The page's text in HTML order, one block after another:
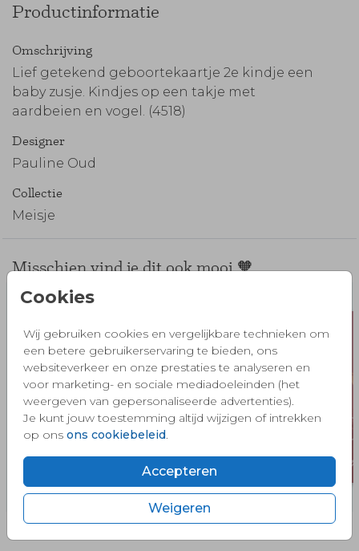
Cookies
Wij gebruiken cookies en vergelijkbare technieken om
een betere gebruikerservaring te bieden, ons
websiteverkeer en onze prestaties te analyseren en
voor marketing- en sociale mediadoeleinden (het
weergeven van gepersonaliseerde advertenties).
Je kunt jouw toestemming altijd wijzigen of intrekken
op ons ons cookiebeleid.
Accepteren
Weigeren
Productinformatie
Omschrijving
Lief getekend geboortekaartje 2e kindje een
baby zusje. Kindjes op een takje met
aardbeien en vogel. (4518)
Designer
Pauline Oud
Collectie
Meisje
Misschien vind je dit ook mooi 🧡